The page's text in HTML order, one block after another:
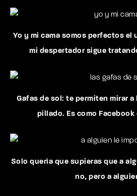
Yo y mi cama somos perfectos el
mi despertador sigue
Gafas de sol: te permiten mirar
pillado. Es como Facebook
Solo quería que supieras que a
no, pero a